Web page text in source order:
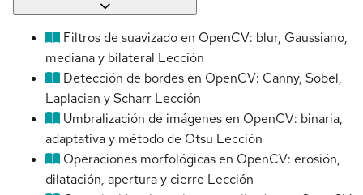
Filtros de suavizado en OpenCV: blur, Gaussiano,
mediana y bilateral Lección
Detección de bordes en OpenCV: Canny, Sobel,
Laplacian y Scharr Lección
Umbralización de imágenes en OpenCV: binaria,
adaptativa y método de Otsu Lección
Operaciones morfológicas en OpenCV: erosión,
dilatación, apertura y cierre Lección